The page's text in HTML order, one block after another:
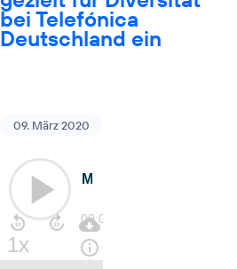
bei Telefónica
Deutschland ein
09. März 2020